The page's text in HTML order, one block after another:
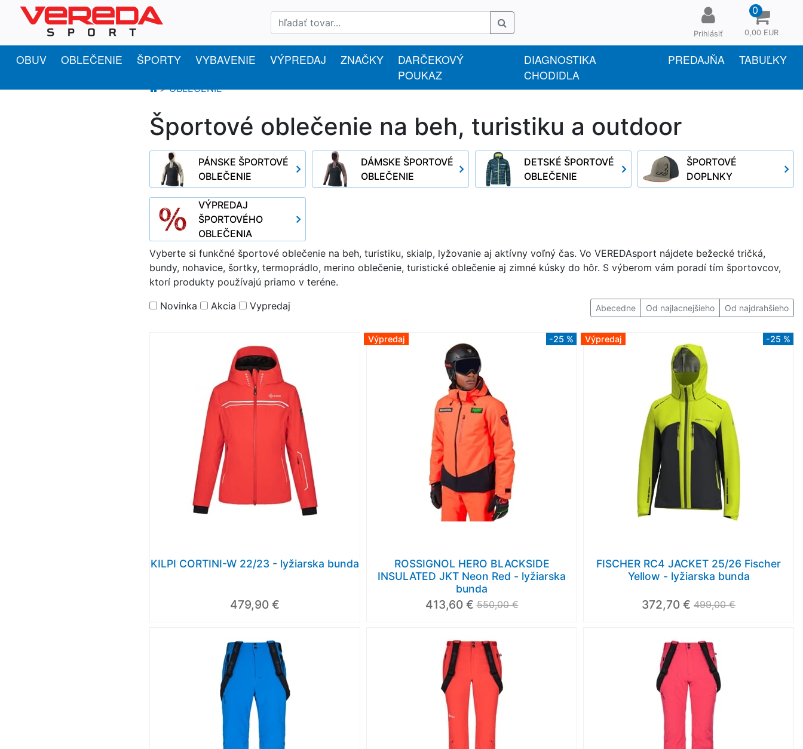
Prihlásiť
0
0,00 EUR
OBUV OBLEČENIE ŠPORTY VYBAVENIE VÝPREDAJ ZNAČKY
DARČEKOVÝ
POUKAZ
DIAGNOSTIKA
CHODIDLA
PREDAJŇA TABUĽKY
OBLEČENIE
Športové oblečenie na beh, turistiku a outdoor
PÁNSKE ŠPORTOVÉ
OBLEČENIE
DÁMSKE ŠPORTOVÉ
OBLEČENIE
DETSKÉ ŠPORTOVÉ
OBLEČENIE
ŠPORTOVÉ
DOPLNKY
VÝPREDAJ
ŠPORTOVÉHO
OBLEČENIA
Vyberte si funkčné športové oblečenie na beh, turistiku, skialp, lyžovanie aj aktívny voľný čas. Vo VEREDAsport nájdete bežecké tričká,
bundy, nohavice, šortky, termoprádlo, merino oblečenie, turistické oblečenie aj zimné kúsky do hôr. S výberom vám poradí tím športovcov,
ktorí produkty používajú priamo v teréne.
Novinka
Akcia Vypredaj Abecedne Od najlacnejšieho Od najdrahšieho
KILPI CORTINI-W 22/23 - lyžiarska bunda
479,90 €
Výpredaj -25 %
ROSSIGNOL HERO BLACKSIDE
INSULATED JKT Neon Red - lyžiarska
bunda
413,60 € 550,00 €
Výpredaj -25 %
FISCHER RC4 JACKET 25/26 Fischer
Yellow - lyžiarska bunda
372,70 € 499,00 €